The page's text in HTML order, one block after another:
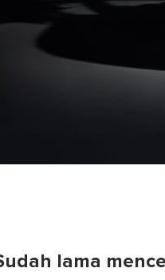
lama